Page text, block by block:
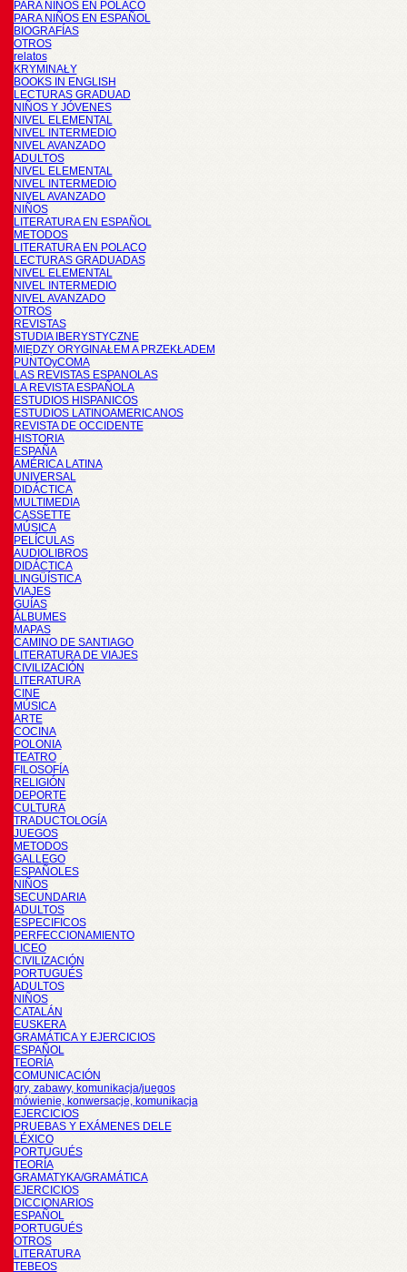
PARA NIÑOS EN POLACO
PARA NIÑOS EN ESPAÑOL
BIOGRAFÍAS
OTROS
relatos
KRYMINAŁY
BOOKS IN ENGLISH
LECTURAS GRADUAD
NIÑOS Y JÓVENES
NIVEL ELEMENTAL
NIVEL INTERMEDIO
NIVEL AVANZADO
ADULTOS
NIVEL ELEMENTAL
NIVEL INTERMEDIO
NIVEL AVANZADO
NIÑOS
LITERATURA EN ESPAÑOL
METODOS
LITERATURA EN POLACO
LECTURAS GRADUADAS
NIVEL ELEMENTAL
NIVEL INTERMEDIO
NIVEL AVANZADO
OTROS
REVISTAS
STUDIA IBERYSTYCZNE
MIĘDZY ORYGINAŁEM A PRZEKŁADEM
PUNTOyCOMA
LAS REVISTAS ESPANOLAS
LA REVISTA ESPAÑOLA
ESTUDIOS HISPANICOS
ESTUDIOS LATINOAMERICANOS
REVISTA DE OCCIDENTE
HISTORIA
ESPAÑA
AMÉRICA LATINA
UNIVERSAL
DIDÁCTICA
MULTIMEDIA
CASSETTE
MÚSICA
PELÍCULAS
AUDIOLIBROS
DIDÁCTICA
LINGÜÍSTICA
VIAJES
GUÍAS
ÁLBUMES
MAPAS
CAMINO DE SANTIAGO
LITERATURA DE VIAJES
CIVILIZACIÓN
LITERATURA
CINE
MÚSICA
ARTE
COCINA
POLONIA
TEATRO
FILOSOFÍA
RELIGIÓN
DEPORTE
CULTURA
TRADUCTOLOGÍA
JUEGOS
METODOS
GALLEGO
ESPAÑOLES
NIÑOS
SECUNDARIA
ADULTOS
ESPECIFICOS
PERFECCIONAMIENTO
LICEO
CIVILIZACIÓN
PORTUGUÉS
ADULTOS
NIÑOS
CATALÁN
EUSKERA
GRAMÁTICA Y EJERCICIOS
ESPAÑOL
TEORÍA
COMUNICACIÓN
gry, zabawy, komunikacja/juegos
mówienie, konwersacje, komunikacja
EJERCICIOS
PRUEBAS Y EXÁMENES DELE
LÉXICO
PORTUGUÉS
TEORÍA
GRAMATYKA/GRAMÁTICA
EJERCICIOS
DICCIONARIOS
ESPAÑOL
PORTUGUÉS
OTROS
LITERATURA
TEBEOS